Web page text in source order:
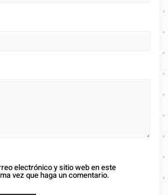
electrónico y sitio web en este
vez que haga un comentario.